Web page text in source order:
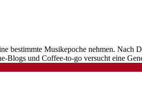
bestimmte Musikepoche nehmen. Nach
und Coffee-to-go versucht eine